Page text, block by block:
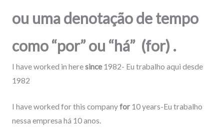
ou uma denotação de tempo
como “por” ou “há” (for) .
I have worked in heresince1982- Eu trabalho aqui desde
1982
I have worked for this companyfor10 years-Eu trabalho
nessa empresa há 10 anos.